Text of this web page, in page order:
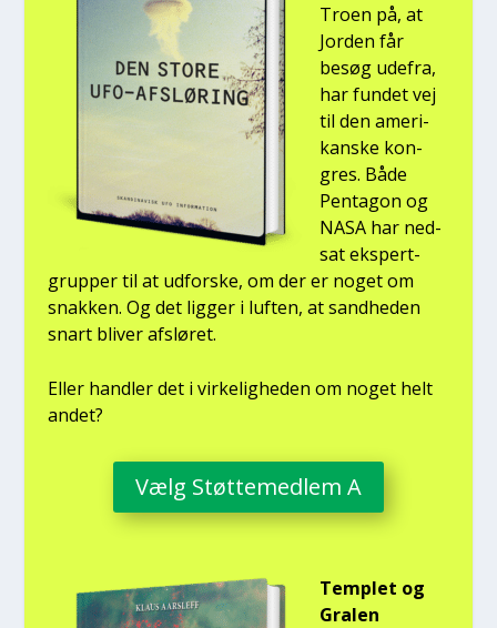
Tro­en på, at
Jor­den får
besøg ude­fra,
har fun­det vej
til den ame­ri­
kan­ske kon­
gres. Både
Pen­ta­gon og
NASA har ned­
sat eks­pert­
grup­per til at udfor­ske, om der er noget om
snak­ken. Og det lig­ger i luf­ten, at sand­he­den
snart bli­ver afslø­ret.
Eller hand­ler det i vir­ke­lig­he­den om noget helt
andet?
Vælg Støt­te­med­lem A
Temp­let og
Gra­len